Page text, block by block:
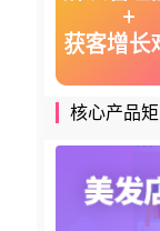
核心产品